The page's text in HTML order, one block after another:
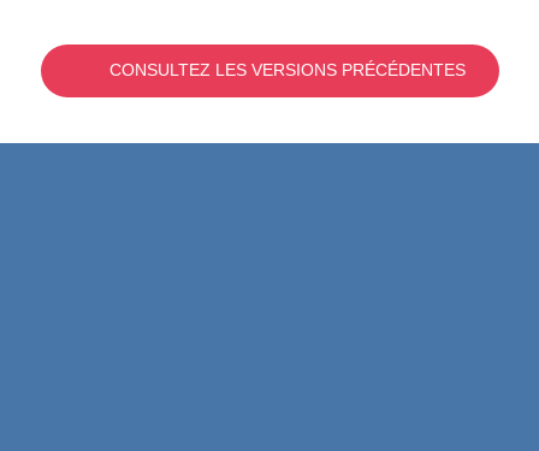
CONSULTEZ LES VERSIONS PRÉCÉDENTES